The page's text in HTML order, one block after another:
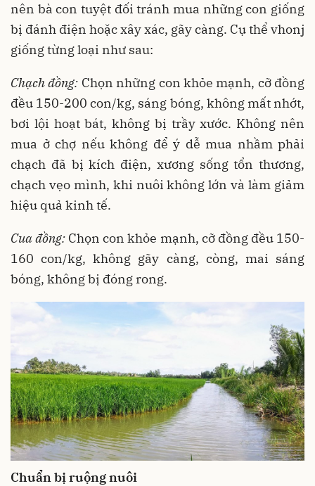
nên bà con tuyệt đối tránh mua những con giống
bị đánh điện hoặc xây xác, gãy càng. Cụ thể vhonj
giống từng loại như sau:
Chạch đồng: Chọn những con khỏe mạnh, cỡ đồng
đều 150-200 con/kg, sáng bóng, không mất nhớt,
bơi lội hoạt bát, không bị trầy xước. Không nên
mua ở chợ nếu không để ý dễ mua nhầm phải
chạch đã bị kích điện, xương sống tổn thương,
chạch vẹo mình, khi nuôi không lớn và làm giảm
hiệu quả kinh tế.
Cua đồng: Chọn con khỏe mạnh, cỡ đồng đều 150-
160 con/kg, không gãy càng, còng, mai sáng
bóng, không bị đóng rong.
Chuẩn bị ruộng nuôi